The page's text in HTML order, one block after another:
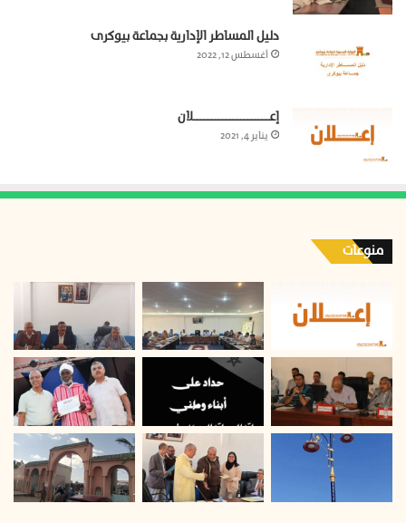
دليل المساطر الإدارية بجماعة بيوكرى
أغسطس 12, 2022
إعـــــــــــــــــــــلان
يناير 4, 2021
منوعات